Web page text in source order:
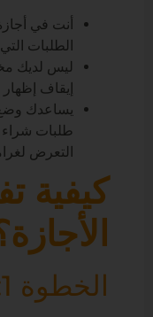
أنت في
الطلبات التي
ليس لديك
إيقاف
يساعدك
طلبات شراء
التعرض
كيفية
الخطوة 1: